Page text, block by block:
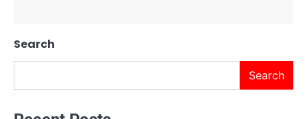
Search
Search